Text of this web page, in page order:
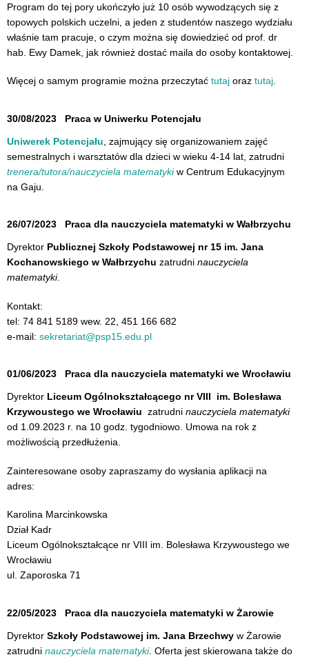
Program do tej pory ukończyło już 10 osób wywodzących się z
topowych polskich uczelni, a jeden z studentów naszego wydziału
właśnie tam pracuje, o czym można się dowiedzieć od prof. dr
hab. Ewy Damek, jak również dostać maila do osoby kontaktowej.
Więcej o samym programie można przeczytać tutaj oraz tutaj
30/08/2023 Praca w Uniwerku Potencjału
Uniwerek Potencjału , zajmujący się organizowaniem zajęć
semestralnych i warsztatów dla dzieci w wieku 4-14 lat, zatrudni
trenera/tutora/nauczyciela matematykiw Centrum Edukacyjnym
na Gaju.
26/07/2023 Praca dla nauczyciela matematyki w Wałbrzychu
Dyrektor Publicznej Szkoły Podstawowej nr 15 im. Jana
Kochanowskiego w Wałbrzychu zatrudni nauczyciela
matematyki.
Kontakt:
tel: 74 841 5189 wew. 22, 451 166 682
e-mail: sekretariat@psp15.edu.pl
01/06/2023 Praca dla nauczyciela matematyki we Wrocławiu
Dyrektor Liceum Ogólnokształcącego nr VIII im. Bolesława
Krzywoustego we Wrocławiu zatrudni nauczyciela matematyki
od 1.09.2023 r. na 10 godz. tygodniowo. Umowa na rok z
możliwością przedłużenia.
Zainteresowane osoby zapraszamy do wysłania aplikacji na
adres:
Karolina Marcinkowska
Dział Kadr
Liceum Ogólnokształcące nr VIII im. Bolesława Krzywoustego we
Wrocławiu
ul. Zaporoska 71
22/05/2023 Praca dla nauczyciela matematyki w Żarowie
Dyrektor Szkoły Podstawowej im. Jana Brzechwy w Żarowie
zatrudni nauczyciela matematyki. Oferta jest skierowana także do